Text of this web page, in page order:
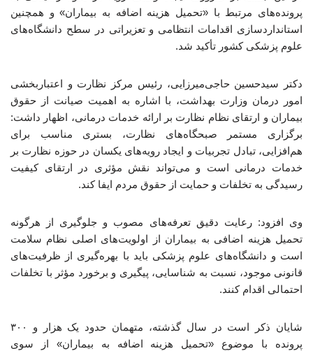
پرونده‌های مرتبط با «تحمیل هزینه اضافه به بیماران» و همچنین
استانداردسازی اقدامات انتظامی و تعزیراتی در سطح دانشگاه‌های
علوم پزشکی کشور تأکید شد.
دکتر سیدحسین حاجی‌میرزایی، رئیس مرکز نظارت و اعتباربخشی
امور درمان وزارت بهداشت، با اشاره به اهمیت صیانت از حقوق
بیماران و ارتقای نظام نظارت بر ارائه خدمات درمانی، اظهار داشت:
برگزاری مستمر صبحگاه‌های نظارت، بستری مناسب برای
هم‌افزایی، تبادل تجربیات و ایجاد رویه‌های یکسان در حوزه نظارت بر
خدمات درمانی است و می‌تواند نقش مؤثری در ارتقای کیفیت
رسیدگی به تخلفات و حمایت از حقوق مردم ایفا کند.
وی افزود: رعایت دقیق تعرفه‌های مصوب و جلوگیری از هرگونه
تحمیل هزینه اضافی به بیماران از اولویت‌های اصلی نظام سلامت
است و دانشگاه‌های علوم پزشکی باید با بهره‌گیری از ظرفیت‌های
قانونی موجود، نسبت به شناسایی، پیگیری و برخورد مؤثر با تخلفات
احتمالی اقدام کنند.
شایان ذکر است در سال گذشته، متهمان حدود یک هزار و ۳۰۰
پرونده با موضوع «تحمیل هزینه اضافه به بیماران» از سوی